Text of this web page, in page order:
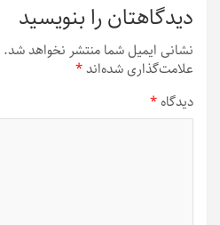
دیدگاهتان را بنویسید
نشانی ایمیل شما منتشر نخواهد شد.
علامت‌گذاری شده‌اند*
دیدگاه*